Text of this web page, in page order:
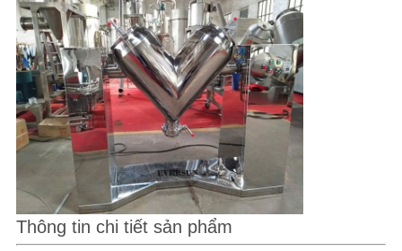
Thông tin chi tiết sản phẩm